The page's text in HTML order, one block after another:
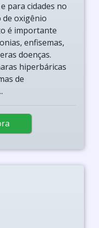
para cidades no
de oxigênio
é importante
enfisemas,
doenças.
hiperbáricas
de